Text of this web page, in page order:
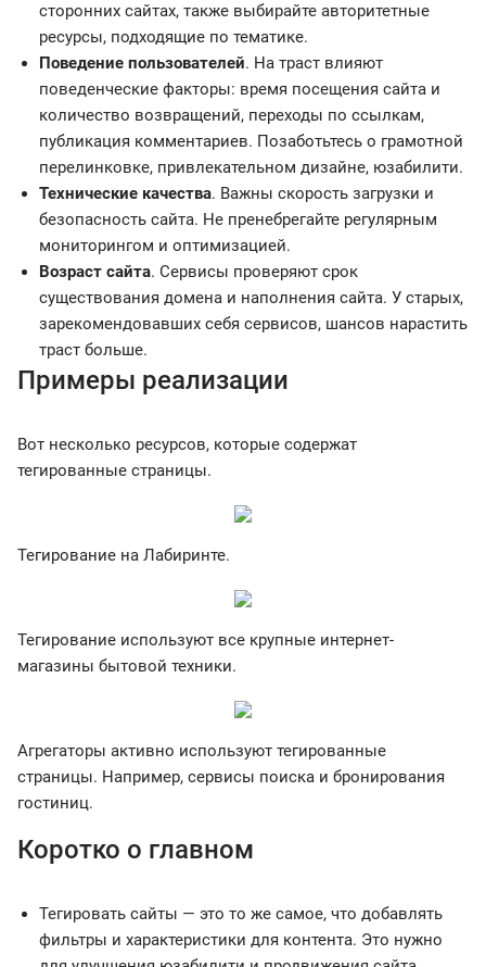
сторонних сайтах, также выбирайте авторитетные
ресурсы, подходящие по тематике.
Поведение пользователей. На траст влияют
поведенческие факторы: время посещения сайта и
количество возвращений, переходы по ссылкам,
публикация комментариев. Позаботьтесь о грамотной
перелинковке, привлекательном дизайне, юзабилити.
Технические качества. Важны скорость загрузки и
безопасность сайта. Не пренебрегайте регулярным
мониторингом и оптимизацией.
Возраст сайта. Сервисы проверяют срок
существования домена и наполнения сайта. У старых,
зарекомендовавших себя сервисов, шансов нарастить
траст больше.
Примеры реализации
Вот несколько ресурсов, которые содержат
тегированные страницы.
Тегирование на Лабиринте.
Тегирование используют все крупные интернет-
магазины бытовой техники.
Агрегаторы активно используют тегированные
страницы. Например, сервисы поиска и бронирования
гостиниц.
Коротко о главном
Тегировать сайты — это то же самое, что добавлять
фильтры и характеристики для контента. Это нужно